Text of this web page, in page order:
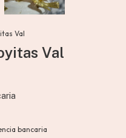
Val
Val
bancaria